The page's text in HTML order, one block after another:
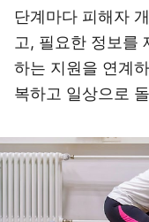
단계마다 피해자
고, 필요한 정보를
하는 지원을 연계
복하고 일상으로